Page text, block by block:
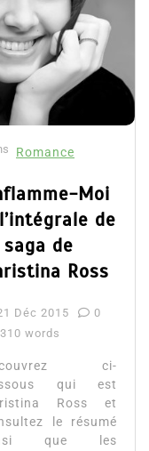
Romance
Moi
de
de
Ross
Déc 2015
0
310 words
ci-
qui est
Ross et
le résumé
que les